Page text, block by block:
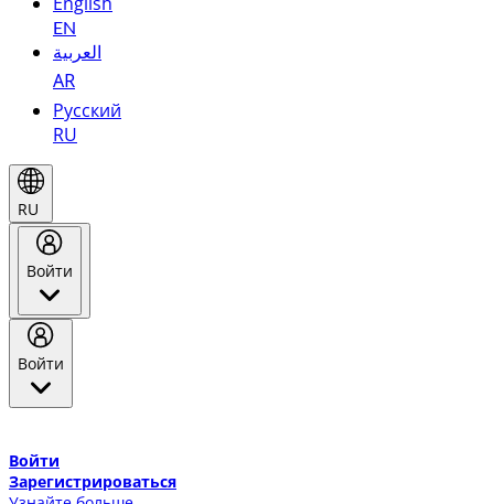
EN
العربية
AR
Русский
RU
RU
Войти
Войти
Войти
Зарегистрироваться